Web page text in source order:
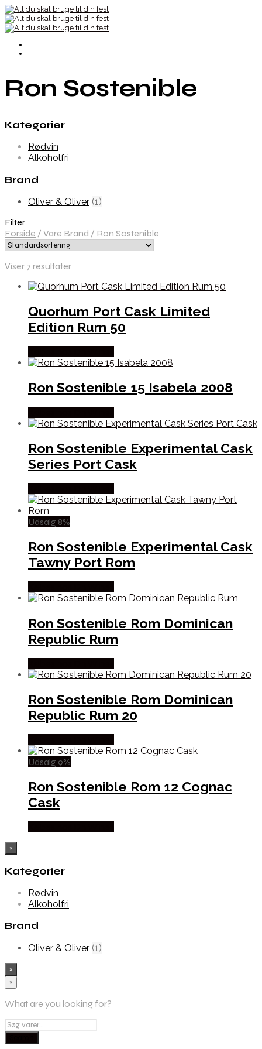
Ron Sostenible
Kategorier
Rødvin
Alkoholfri
Brand
Oliver & Oliver (1)
Filter
Forside / Vare Brand / Ron Sostenible
Viser 7 resultater
Quorhum Port Cask Limited
Edition Rum 50
Ron Sostenible 15 Isabela 2008
Ron Sostenible Experimental Cask
Series Port Cask
Udsalg 8%
Ron Sostenible Experimental Cask
Tawny Port Rom
Ron Sostenible Rom Dominican
Republic Rum
Ron Sostenible Rom Dominican
Republic Rum 20
Udsalg 9%
Ron Sostenible Rom 12 Cognac
Cask
×
Kategorier
Rødvin
Alkoholfri
Brand
Oliver & Oliver (1)
×
×
What are you looking for?